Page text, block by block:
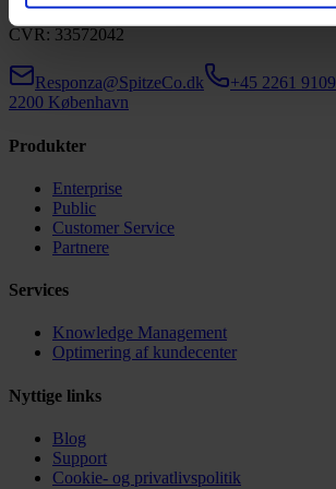
CVR: 33572042
Responza@SpitzeCo.dk +45 2261 9109
2200 København
Produkter
Enterprise
Public
Customer Service
Partnere
Services
Knowledge Management
Optimering af kundecenter
Nyttige links
Blog
Support
Cookie- og privatlivspolitik